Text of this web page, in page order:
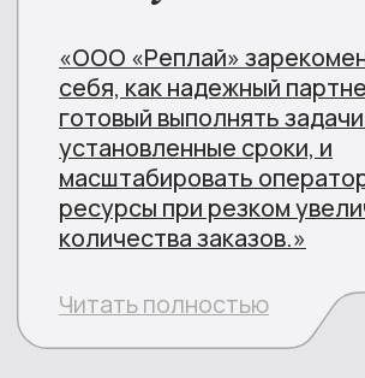
Открыть
оказание услуг связи
ООО "Реплай Центр"
Открыть
гарнитура" 2022
Открыть
Уведомление ФСТЭК
Выписка
Роскомнадзор реестр
оператор ПДн
Открыть
(ISO 18295-1:2017)
ООО "Реплай Центр"
(ISO 55540−2013) ООО
"Реплай Центр"